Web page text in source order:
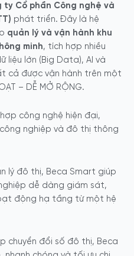
ty Cổ phần Công nghệ và
phát triển. Đây là hệ
quản lý và vận hành khu
minh, tích hợp nhiều
liệu lớn (Big Data), AI và
cả được vận hành trên một
– DỄ MỞ RỘNG.
công nghệ hiện đại,
nghiệp và đô thị thông
lý đô thị, Beca Smart giúp
dễ dàng giám sát,
động hạ tầng từ một hệ
chuyển đổi số đô thị, Beca